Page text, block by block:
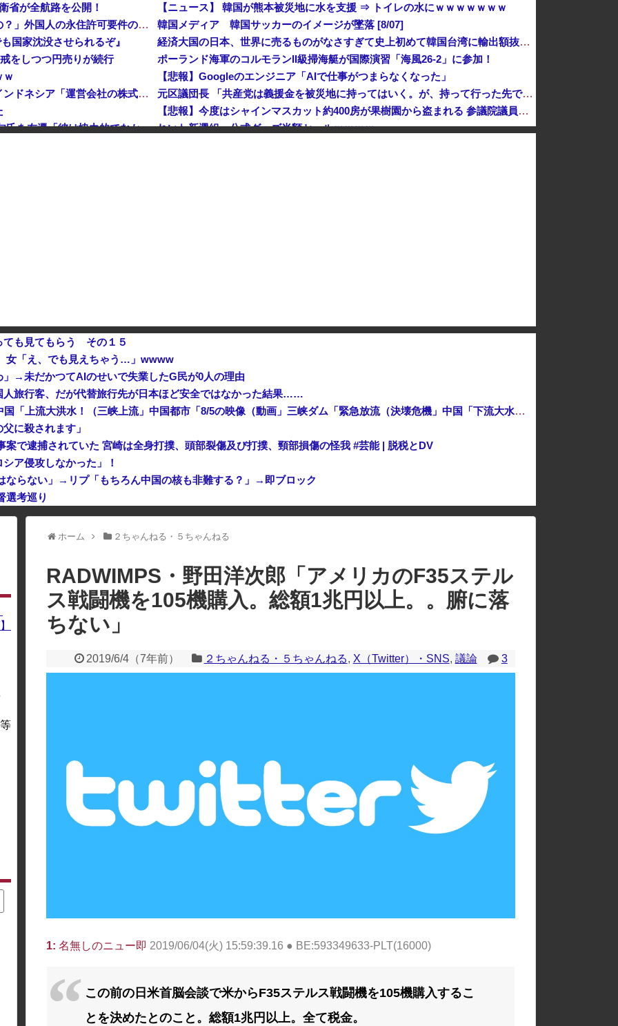
省が全航路を公開！
「あきれてモノが言えない」「国を維持できるの？」外国人の永住許可要件の厳格化で在日中国人の本音は？
国家沈没させられるぞ』
をしつつ円売りが続行
ｗ
インドネシア「高速鉄道！」中国「大赤字！」インドネシア「運営会社の株式購入！（負債対策」中国「はい（巨額負債」インドネシア「700km延伸計画！（実質中止」→
【速報】 高市政権、エース級の財務官僚・一松旬氏を左遷「彼は協力的でなかった」財務省の言いなりではないことが判明
【ニュース】 韓国が熊本被災地に水を支援 ⇒ トイレの水にｗｗｗｗｗｗｗ
韓国メディア 韓国サッカーのイメージが墜落 [8/07]
経済大国の日本、世界に売るものがなさすぎて史上初めて韓国台湾に輸出額抜かされ
ポーランド海軍のコルモランII級掃海艇が国際演習「海風26-2」に参加！
【悲報】Googleのエンジニア「AIで仕事がつまらなくなった」
元区議団長 「共産党は義援金を被災地に持ってはいく。が、持って行った先で党の活動のために使う」 日本共産党「事実ではありません」
【悲報】今度はシャインマスカット約400房が果樹園から盗まれる 参議院議員「日本人ではないと思う」
れいわ新選組、公式グッズ半額セールｗｗｗｗ
ても見てもらう その１５
女「え、でも見えちゃう…」wwww
→未だかつてAIのせいで失業したG民が0人の理由
人旅行客、だが代替旅行先が日本ほど安全ではなかった結果……
中国「台風接近！」台風13号「三峡直撃予測」中国「上流大洪水！（三峡上流」中国都市「8/5の映像（動画」三峡ダム「緊急放流（決壊危機」中国「下流大水害（震え声」→
に殺されます」
で逮捕されていた 宮崎は全身打撲、頭部裂傷及び打撲、頸部損傷の怪我 #芸能 | 脱税とDV
ア侵攻しなかった」！
ならない」→リプ「もちろん中国の核も非難する？」→即ブロック
選考巡り
ホーム
２ちゃんねる・５ちゃんねる
RADWIMPS・野田洋次郎「アメリカのF35ステル
ス戦闘機を105機購入。総額1兆円以上。。腑に落
ちない」
2019/6/4（7年前） ２ちゃんねる・５ちゃんねる, X（Twitter）・SNS, 議論 3
1: 名無しのニュー即 2019/06/04(火) 15:59:39.16 ● BE:593349633-PLT(16000)
この前の日米首脳会談で米からF35ステルス戦闘機を105機購入するこ
とを決めたとのこと。総額1兆円以上。全て税金。